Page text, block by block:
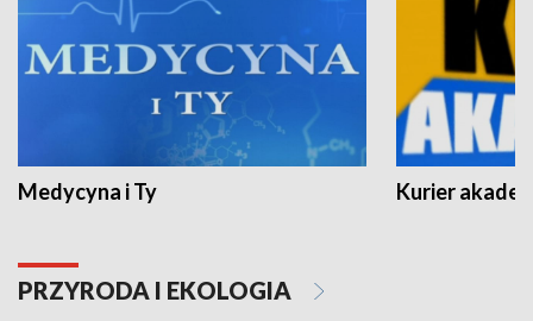
Medycyna i Ty Kurier
PRZYRODA I EKOLOGIA